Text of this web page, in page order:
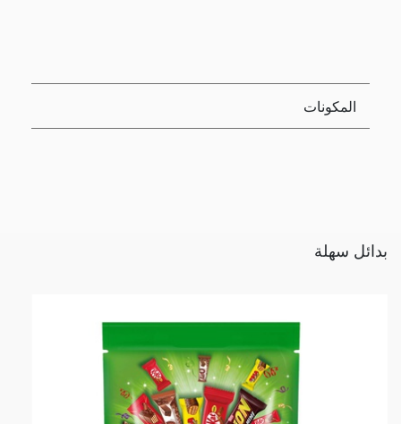
المكونات
بدائل سهلة